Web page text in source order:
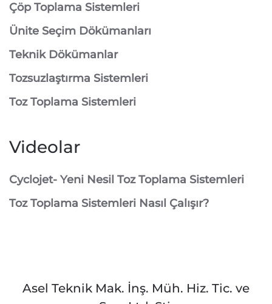
⁠Çöp Toplama Sistemleri
Ünite Seçim Dökümanları
Teknik Dökümanlar
Tozsuzlaştırma Sistemleri
Toz Toplama Sistemleri
Videolar
Cyclojet- Yeni Nesil Toz Toplama Sistemleri
Toz Toplama Sistemleri Nasıl Çalışır?
Asel Teknik Mak. İnş. Müh. Hiz. Tic. ve